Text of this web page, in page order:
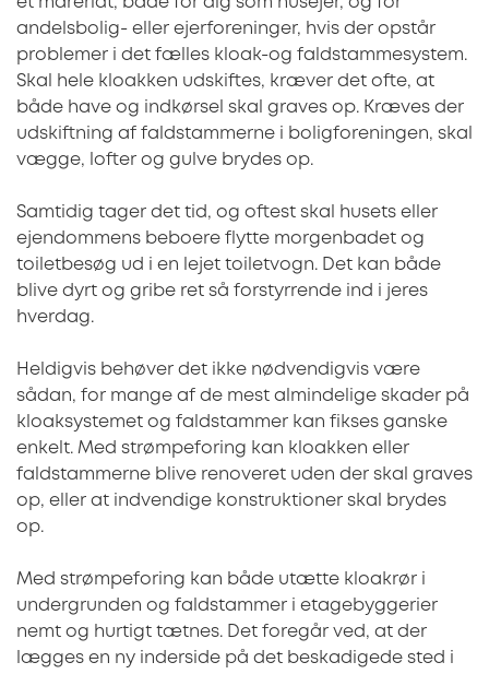
andelsbolig- eller ejerforeninger, hvis der opstår
problemer i det fælles kloak-og faldstammesystem.
Skal hele kloakken udskiftes, kræver det ofte, at
både have og indkørsel skal graves op. Kræves der
udskiftning af faldstammerne i boligforeningen, skal
vægge, lofter og gulve brydes op.
Samtidig tager det tid, og oftest skal husets eller
ejendommens beboere flytte morgenbadet og
toiletbesøg ud i en lejet toiletvogn. Det kan både
blive dyrt og gribe ret så forstyrrende ind i jeres
hverdag.
Heldigvis behøver det ikke nødvendigvis være
sådan, for mange af de mest almindelige skader på
kloaksystemet og faldstammer kan fikses ganske
enkelt. Med strømpeforing kan kloakken eller
faldstammerne blive renoveret uden der skal graves
op, eller at indvendige konstruktioner skal brydes
op.
Med strømpeforing kan både utætte kloakrør i
undergrunden og faldstammer i etagebyggerier
nemt og hurtigt tætnes. Det foregår ved, at der
lægges en ny inderside på det beskadigede sted i